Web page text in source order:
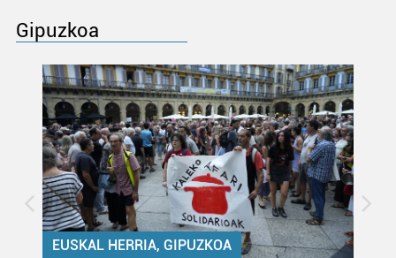
Gipuzkoa
EUSKAL HERRIA, GIPUZKOA